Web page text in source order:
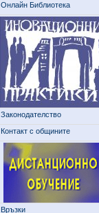
Онлайн Библиотека
Законодателство
Контакт с общините
Връзки